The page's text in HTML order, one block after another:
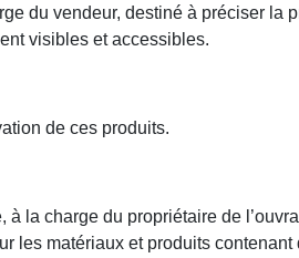
du vendeur, destiné à préciser la
visibles et accessibles.
de ces produits.
à la charge du propriétaire de
les matériaux et produits